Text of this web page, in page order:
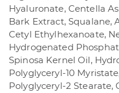
Hyaluronate, Centella
Bark Extract, Squalane,
Cetyl Ethylhexanoate,
Hydrogenated
Spinosa Kernel Oil,
Polyglyceryl-10
Polyglyceryl-2 Stearate,